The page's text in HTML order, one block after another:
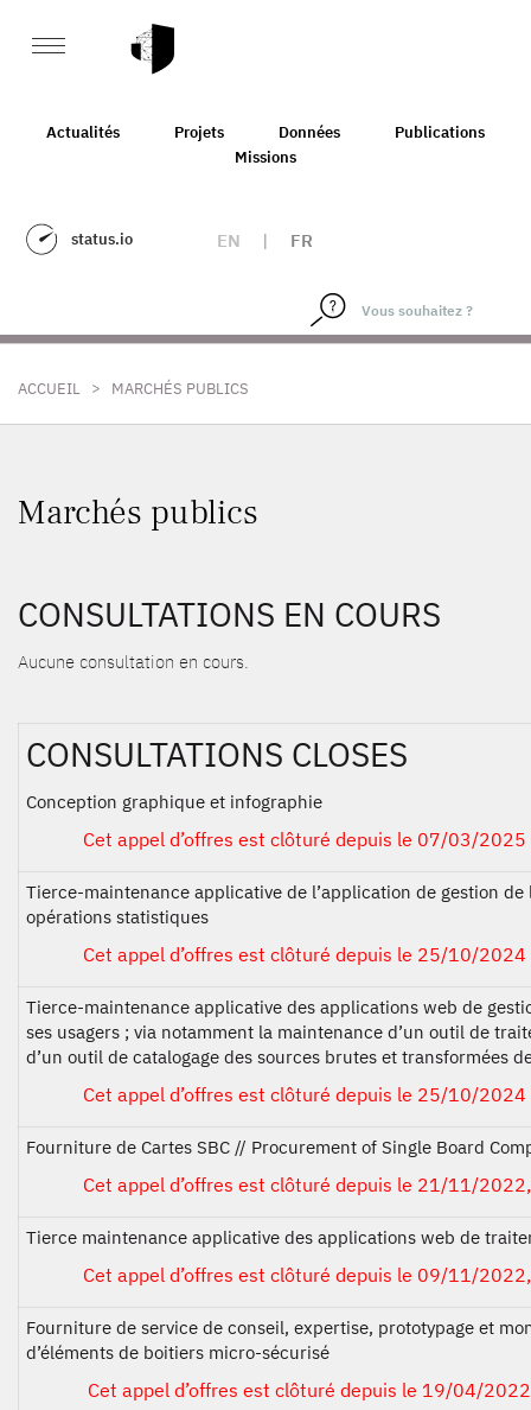
Actualités Projets Données
Publications
Missions
status.io EN | FR
ACCUEIL > MARCHÉS PUBLICS
Marchés publics
CONSULTATIONS EN COURS
Aucune consultation en cours.
CONSULTATIONS CLOSES
Conception graphique et infographie
Cet appel d’offres est clôturé depuis le 07/03/2025
Tierce-maintenance applicative de l’application de gestion
opérations statistiques
Cet appel d’offres est clôturé depuis le 25/10/2024
Tierce-maintenance applicative des applications web de
ses usagers ; via notamment la maintenance d’un outil de
d’un outil de catalogage des sources brutes et transformées
Cet appel d’offres est clôturé depuis le 25/10/2024
Fourniture de Cartes SBC // Procurement of Single Board
Cet appel d’offres est clôturé depuis le 21/11/
Tierce maintenance applicative des applications web de
Cet appel d’offres est clôturé depuis le 09/11/
Fourniture de service de conseil, expertise, prototypage et
d’éléments de boitiers micro-sécurisé
Cet appel d’offres est clôturé depuis le 19/04/